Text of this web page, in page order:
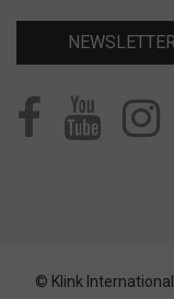
© Klink